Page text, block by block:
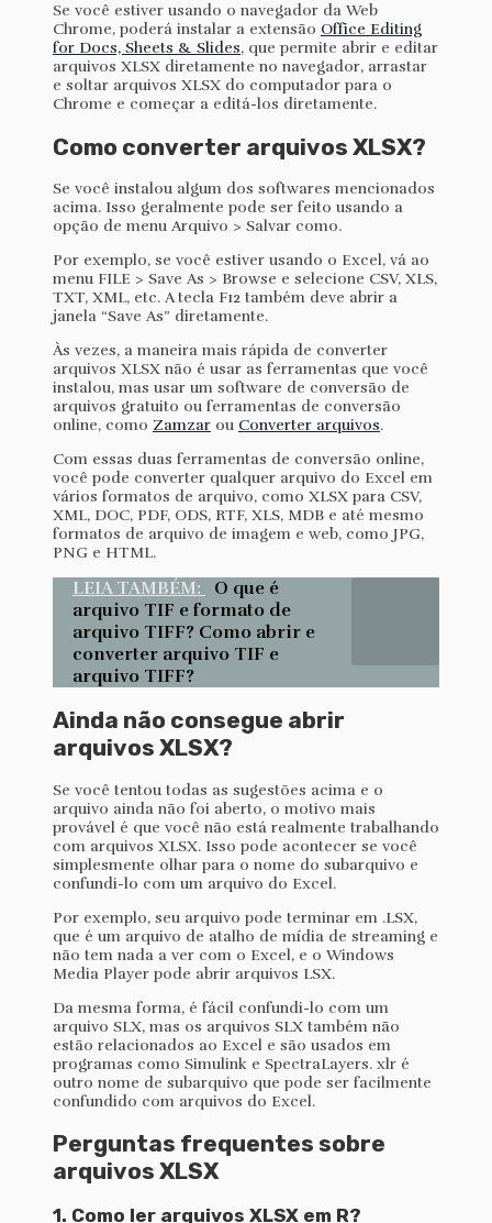
Se você estiver usando o navegador da Web
Chrome, poderá instalar a extensão Office Editing
for Docs, Sheets & Slides, que permite abrir e editar
arquivos XLSX diretamente no navegador, arrastar
e soltar arquivos XLSX do computador para o
Chrome e começar a editá-los diretamente.
Como converter arquivos XLSX?
Se você instalou algum dos softwares mencionados
acima. Isso geralmente pode ser feito usando a
opção de menu Arquivo > Salvar como.
Por exemplo, se você estiver usando o Excel, vá ao
menu FILE > Save As > Browse e selecione CSV, XLS,
TXT, XML, etc. A tecla F12 também deve abrir a
janela “Save As” diretamente.
Às vezes, a maneira mais rápida de converter
arquivos XLSX não é usar as ferramentas que você
instalou, mas usar um software de conversão de
arquivos gratuito ou ferramentas de conversão
online, como Zamzar ou Converter arquivos.
Com essas duas ferramentas de conversão online,
você pode converter qualquer arquivo do Excel em
vários formatos de arquivo, como XLSX para CSV,
XML, DOC, PDF, ODS, RTF, XLS, MDB e até mesmo
formatos de arquivo de imagem e web, como JPG,
PNG e HTML.
LEIA TAMBÉM:
O que é
arquivo TIF e formato de
arquivo TIFF? Como abrir e
converter arquivo TIF e
arquivo TIFF?
Ainda não consegue abrir
arquivos XLSX?
Se você tentou todas as sugestões acima e o
arquivo ainda não foi aberto, o motivo mais
provável é que você não está realmente trabalhando
com arquivos XLSX. Isso pode acontecer se você
simplesmente olhar para o nome do subarquivo e
confundi-lo com um arquivo do Excel.
Por exemplo, seu arquivo pode terminar em .LSX,
que é um arquivo de atalho de mídia de streaming e
não tem nada a ver com o Excel, e o Windows
Media Player pode abrir arquivos LSX.
Da mesma forma, é fácil confundi-lo com um
arquivo SLX, mas os arquivos SLX também não
estão relacionados ao Excel e são usados em
programas como Simulink e SpectraLayers. xlr é
outro nome de subarquivo que pode ser facilmente
confundido com arquivos do Excel.
Perguntas frequentes sobre
arquivos XLSX
1. Como ler arquivos XLSX em R?